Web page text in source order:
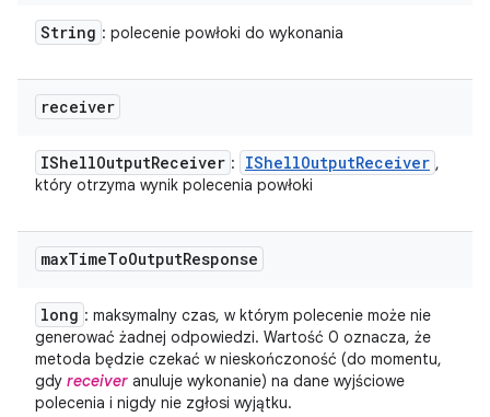
String : polecenie powłoki do wykonania
receiver
IShellOutputReceiver : IShellOutputReceiver ,
który otrzyma wynik polecenia powłoki
maxTimeToOutputResponse
long : maksymalny czas, w którym polecenie może nie
generować żadnej odpowiedzi. Wartość 0 oznacza, że
metoda będzie czekać w nieskończoność (do momentu,
gdy receiver anuluje wykonanie) na dane wyjściowe
polecenia i nigdy nie zgłosi wyjątku.